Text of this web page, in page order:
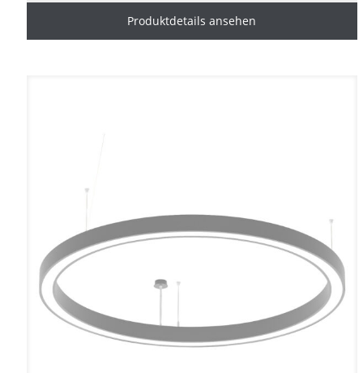
Produktdetails ansehen